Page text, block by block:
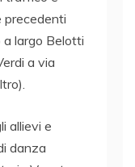
precedenti
a largo Belotti
a via
allievi e
danza